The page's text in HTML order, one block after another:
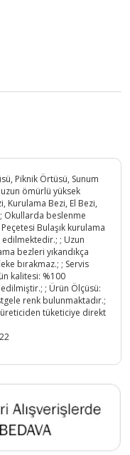
Piknik Örtüsü, Sunum
ömürlü yüksek
Kurulama Bezi, El Bezi,
Okullarda beslenme
Bulaşık kurulama
; Uzun
bezleri yıkandıkça
bırakmaz.; ; Servis
kalitesi: %100
; Ürün Ölçüsü:
renk bulunmaktadır.;
tüketiciye direkt